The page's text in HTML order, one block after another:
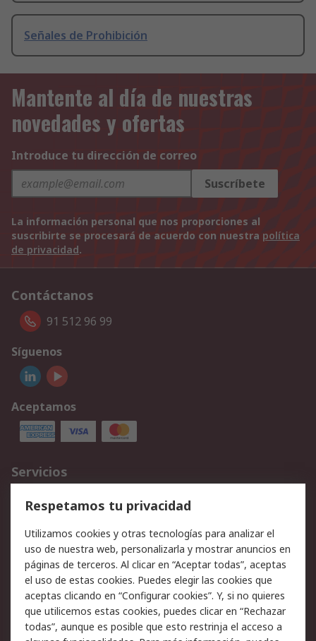
Señales de Prohibición
Mantente al día de nuestras
novedades y ofertas
Introduce tu dirección de correo
Suscríbete
La información personal que nos proporciones al
suscribirte se procesará de acuerdo con nuestra política
de privacidad.
Contáctanos
91 512 96 99
Síguenos
Aceptamos
Servicios
Cómo realizar pedidos
Devoluciones
Facturación y pago
Ofertas
Soporte técnico
Legal
Aviso legal
Política de privacidad -
Actualizada
Política sobre cookies
Seguridad de emails
Respetamos tu privacidad
Utilizamos cookies y otras tecnologías para analizar el
uso de nuestra web, personalizarla y mostrar anuncios en
páginas de terceros. Al clicar en “Aceptar todas”, aceptas
el uso de estas cookies. Puedes elegir las cookies que
aceptas clicando en “Configurar cookies”. Y, si no quieres
que utilicemos estas cookies, puedes clicar en “Rechazar
todas”, aunque es posible que esto restrinja el acceso a